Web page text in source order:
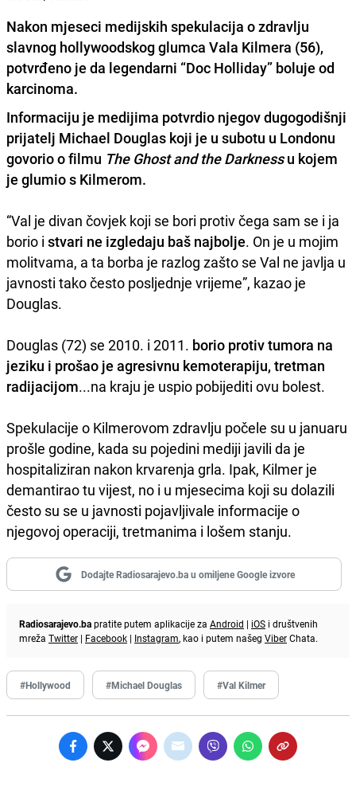
Nakon mjeseci medijskih spekulacija o zdravlju
slavnog hollywoodskog glumca Vala Kilmera (56),
potvrđeno je da legendarni “Doc Holliday” boluje od
karcinoma.
Informaciju je medijima potvrdio njegov dugogodišnji
prijatelj Michael Douglas koji je u subotu u Londonu
govorio o filmu The Ghost and the Darknessu kojem
je glumio s Kilmerom.
“Val je divan čovjek koji se bori protiv čega sam se i ja
borio i stvari ne izgledaju baš najbolje. On je u mojim
molitvama, a ta borba je razlog zašto se Val ne javlja u
javnosti tako često posljednje vrijeme”, kazao je
Douglas.
Douglas (72) se 2010. i 2011. borio protiv tumora na
jeziku i prošao je agresivnu kemoterapiju, tretman
radijacijom...na kraju je uspio pobijediti ovu bolest.
Spekulacije o Kilmerovom zdravlju počele su u januaru
prošle godine, kada su pojedini mediji javili da je
hospitaliziran nakon krvarenja grla. Ipak, Kilmer je
demantirao tu vijest, no i u mjesecima koji su dolazili
često su se u javnosti pojavljivale informacije o
njegovoj operaciji, tretmanima i lošem stanju.
Dodajte Radiosarajevo.ba u omiljene Google izvore
Radiosarajevo.bapratite putem aplikacije za Android | iOS i društvenih
mreža Twitter | Facebook | Instagram, kao i putem našeg ViberChata.
#Hollywood #Michael Douglas #Val Kilmer